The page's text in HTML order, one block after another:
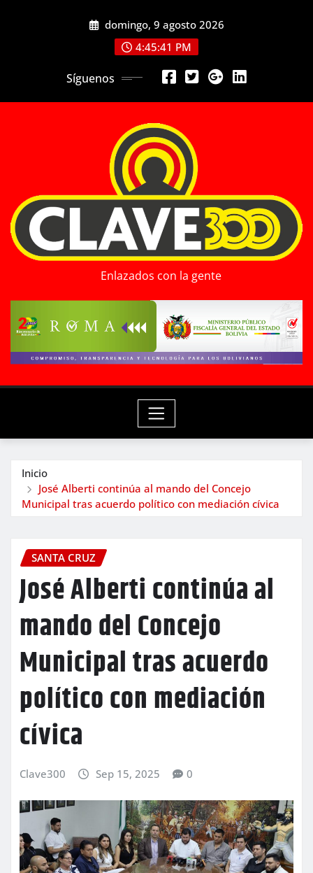
domingo, 9 agosto 2026
4:45:43 PM
Síguenos
Enlazados con la gente
Inicio
José Alberti continúa al mando del Concejo
Municipal tras acuerdo político con mediación cívica
SANTA CRUZ
José Alberti continúa al
mando del Concejo
Municipal tras acuerdo
político con mediación
cívica
Clave300 Sep 15, 2025 0